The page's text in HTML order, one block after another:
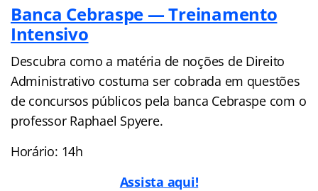
Banca Cebraspe — Treinamento
Intensivo
Descubra como a matéria de noções de Direito
Administrativo costuma ser cobrada em questões
de concursos públicos pela banca Cebraspe com o
professor Raphael Spyere.
Horário: 14h
Assista aqui!